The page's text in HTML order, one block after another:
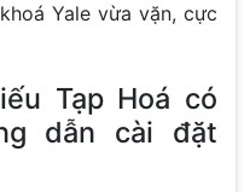
Yale vừa vặn, cực
Tạp Hoá có
dẫn cài đặt